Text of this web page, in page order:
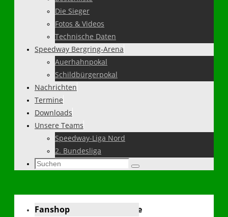
Die Sieger
Fotos & Videos
Technische Daten
Speedway Bergring-Arena
Auerhahnpokal
Schildbürgerpokal
Nachrichten
Termine
Downloads
Unsere Teams
Speedway-Liga Nord
2. Bundesliga
Suchen
Suchen
Sprache
Fanshop